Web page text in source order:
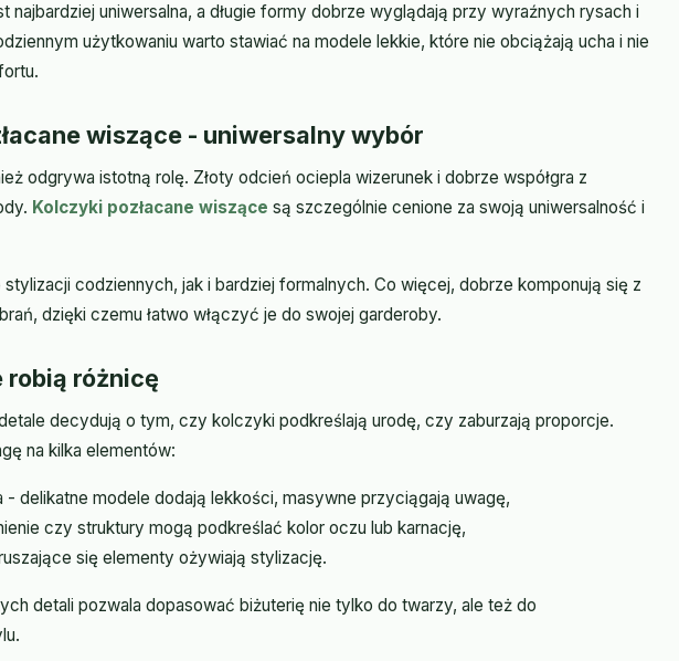
najbardziej uniwersalna, a długie formy dobrze wyglądają przy wyraźnych rysach i
użytkowaniu warto stawiać na modele lekkie, które nie obciążają ucha i nie
wiszące - uniwersalny wybór
odgrywa istotną rolę. Złoty odcień ociepla wizerunek i dobrze współgra z
Kolczyki pozłacane wiszące są szczególnie cenione za swoją uniwersalność i
stylizacji codziennych, jak i bardziej formalnych. Co więcej, dobrze komponują się z
dzięki czemu łatwo włączyć je do swojej garderoby.
robią różnicę
decydują o tym, czy kolczyki podkreślają urodę, czy zaburzają proporcje.
na kilka elementów:
- delikatne modele dodają lekkości, masywne przyciągają uwagę,
czy struktury mogą podkreślać kolor oczu lub karnację,
się elementy ożywiają stylizację.
detali pozwala dopasować biżuterię nie tylko do twarzy, ale też do